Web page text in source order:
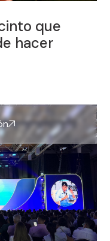
que
hacer